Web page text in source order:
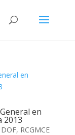
en
2013
DOF, RCGMCE